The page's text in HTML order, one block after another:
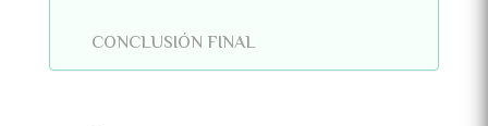
CONCLUSIÓN FINAL